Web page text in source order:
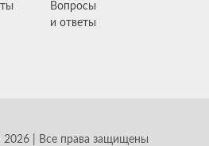
Вопросы
и ответы
2026 | Все права защищены